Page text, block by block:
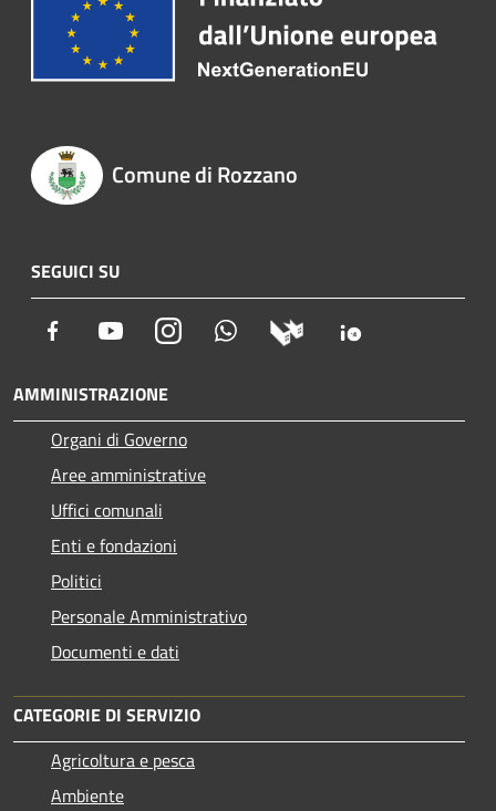
Comune di Rozzano
SEGUICI SU
Facebook YoutubeInstagram Whatsapp
AMMINISTRAZIONE
Organi di Governo
Aree amministrative
Uffici comunali
Enti e fondazioni
Politici
Personale Amministrativo
Documenti e dati
CATEGORIE DI SERVIZIO
Agricoltura e pesca
Ambiente